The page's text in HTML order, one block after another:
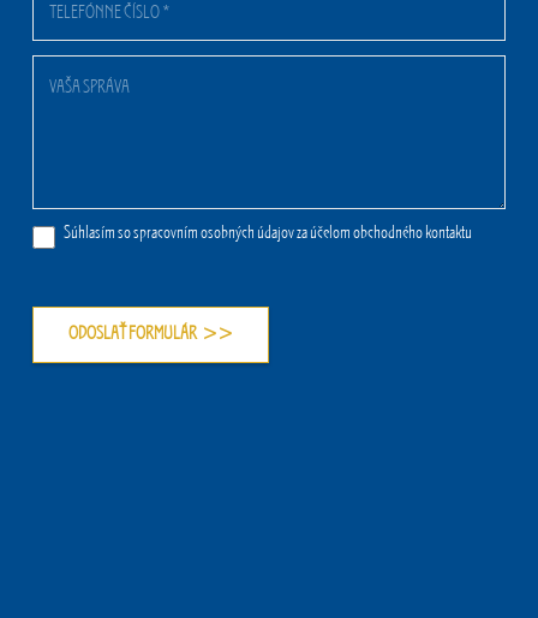
Súhlasím so spracovním osobných údajov za účelom obchodného kontaktu